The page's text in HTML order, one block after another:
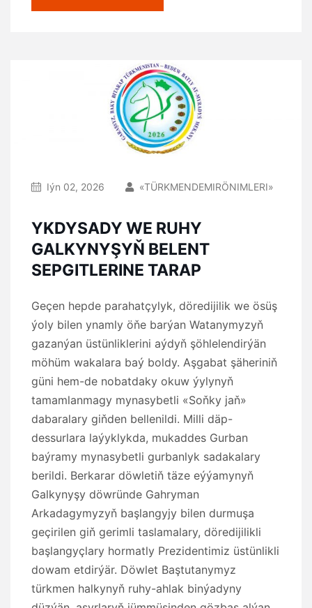
Iýn 02, 2026 «TÜRKMENDEMIRÖNIMLERI»
YKDYSADY WE RUHY
GALKYNYŞYŇ BELENT
SEPGITLERINE TARAP
Geçen hepde parahatçylyk, döredijilik we ösüş
ýoly bilen ynamly öňe barýan Watanymyzyň
gazanýan üstünliklerini aýdyň şöhlelendirýän
möhüm wakalara baý boldy. Aşgabat şäheriniň
güni hem-de nobatdaky okuw ýylynyň
tamamlanmagy mynasybetli «Soňky jaň»
dabaralary giňden bellenildi. Milli däp-
dessurlara laýyklykda, mukaddes Gurban
baýramy mynasybetli gurbanlyk sadakalary
berildi. Berkarar döwletiň täze eýýamynyň
Galkynyşy döwründe Gahryman
Arkadagymyzyň başlangyjy bilen durmuşa
geçirilen giň gerimli taslamalary, döredijilikli
başlangyçlary hormatly Prezidentimiz üstünlikli
dowam etdirýär. Döwlet Baştutanymyz
türkmen halkynyň ruhy-ahlak binýadyny